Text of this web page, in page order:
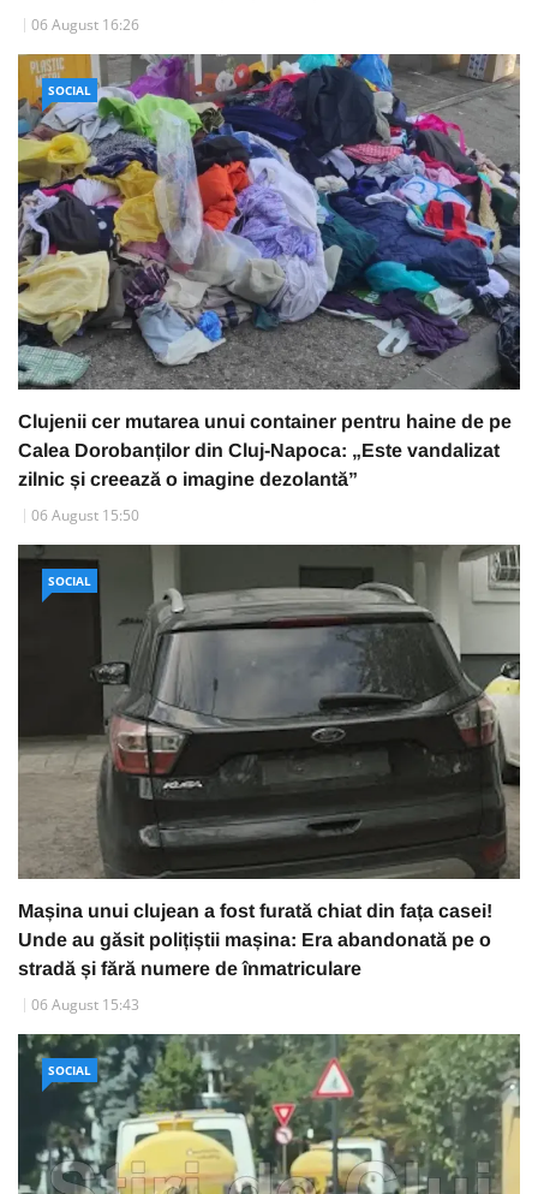
06 August 16:26
SOCIAL
Clujenii cer mutarea unui container pentru haine de pe
Calea Dorobanților din Cluj-Napoca: „Este vandalizat
zilnic și creează o imagine dezolantă”
06 August 15:50
SOCIAL
Mașina unui clujean a fost furată chiat din fața casei!
Unde au găsit polițiștii mașina: Era abandonată pe o
stradă și fără numere de înmatriculare
06 August 15:43
SOCIAL